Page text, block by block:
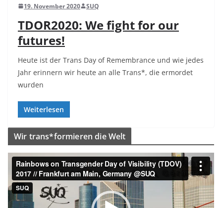
19. November 2020 SUQ
TDOR2020: We fight for our
futures!
Heute ist der Trans Day of Remembrance und wie jedes
Jahr erinnern wir heute an alle Trans*, die ermordet
wurden
Weiterlesen
Wir trans*formieren die Welt
d